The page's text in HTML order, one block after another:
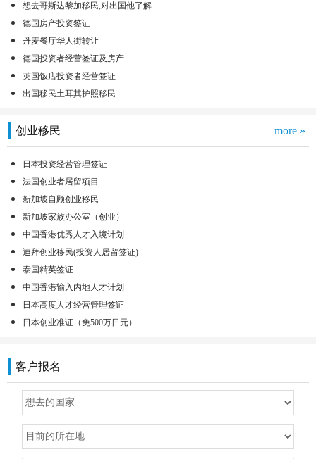
想去哥斯达黎加移民,对出国他了解.
德国房产投资签证
丹麦餐厅华人街转让
德国投资者经营签证及房产
英国饭店投资者经营签证
出国移民土耳其护照移民
创业移民 more »
日本投资经营管理签证
法国创业者居留项目
新加坡自顾创业移民
新加坡家族办公室（创业）
中国香港优秀人才入境计划
迪拜创业移民(投资人居留签证)
泰国精英签证
中国香港输入内地人才计划
日本高度人才经营管理签证
日本创业准证（免500万日元）
客户报名